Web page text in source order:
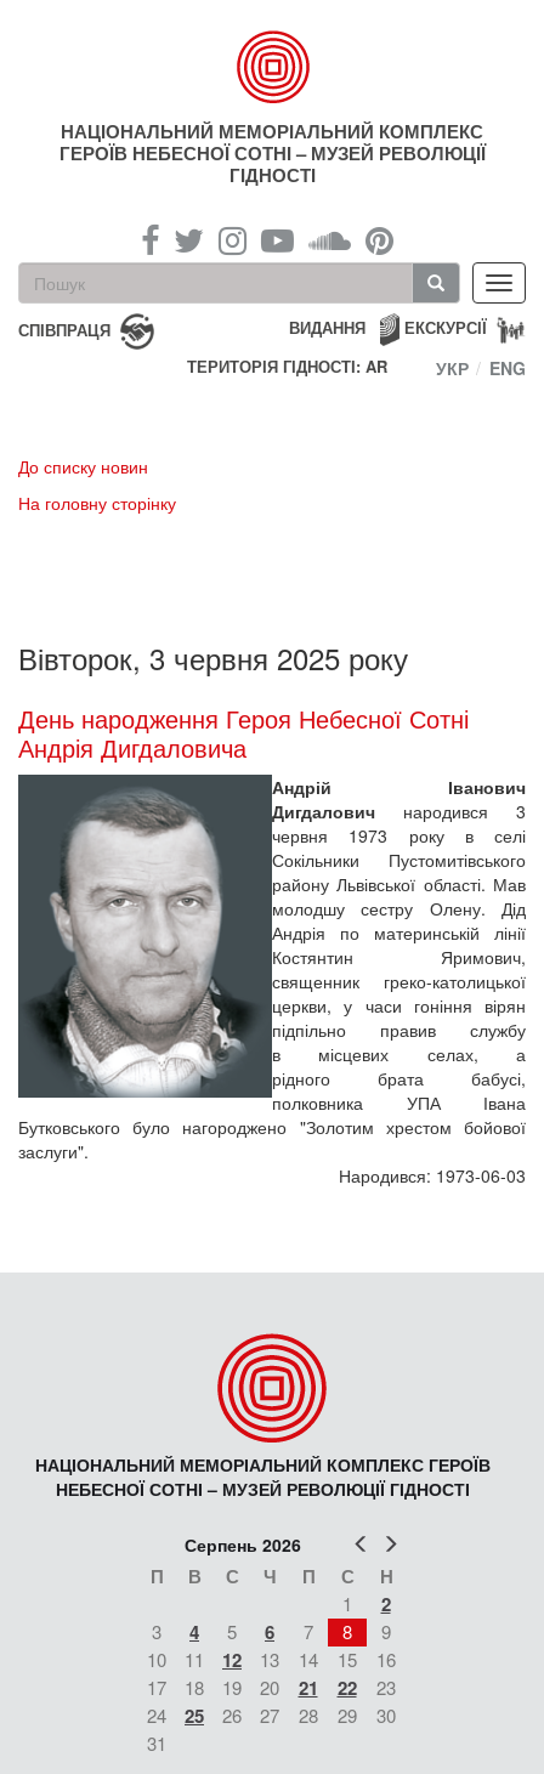
НАЦІОНАЛЬНИЙ МЕМОРІАЛЬНИЙ КОМПЛЕКС
ГЕРОЇВ НЕБЕСНОЇ СОТНІ – МУЗЕЙ РЕВОЛЮЦІЇ
ГІДНОСТІ
Пошукова
форма
Пошук
СПІВПРАЦЯ ЕКСКУРСІЇ
ВИДАННЯ
ТЕРИТОРІЯ ГІДНОСТІ: AR
УКР ENG
До списку новин
На головну сторінку
Вівторок, 3 червня 2025 року
День народження Героя Небесної Сотні
Андрія Дигдаловича
Андрій Іванович
Дигдалович народився 3
червня 1973 року в селі
Сокільники Пустомитівського
району Львівської області. Мав
молодшу сестру Олену. Дід
Андрія по материнській лінії
Костянтин Яримович,
священник греко-католицької
церкви, у часи гоніння вірян
підпільно правив службу
в місцевих селах, а
рідного брата бабусі,
полковника УПА Івана
Бутковського було нагороджено "Золотим хрестом бойової
заслуги".
Народився: 1973-06-03
НАЦІОНАЛЬНИЙ МЕМОРІАЛЬНИЙ КОМПЛЕКС ГЕРОЇВ
НЕБЕСНОЇ СОТНІ – МУЗЕЙ РЕВОЛЮЦІЇ ГІДНОСТІ
Попер
Серпень 2026
П В С Ч П С Н
1 2
3 4 5 6 7 8
9
10
11 12 13 14 15
16
17
18 19 20 21 22
23
24
25 26 27 28 29
30
31